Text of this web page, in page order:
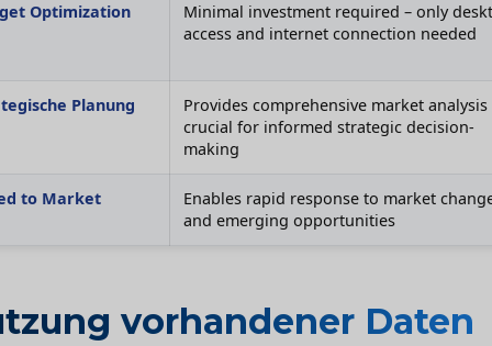
Optimization
Minimal investment required – only
access and internet connection needed
Planung
Provides comprehensive market analysis
crucial for informed strategic decision-
making
to Market
Enables rapid response to market
and emerging opportunities
vorhandener Daten